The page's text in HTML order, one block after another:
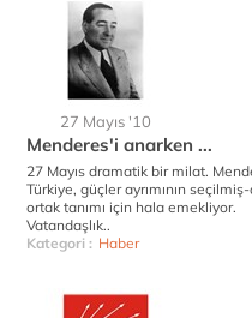
27 Mayıs '10
Menderes'i anarken ...
27 Mayıs dramatik bir milat.
Türkiye, güçler ayrımının
ortak tanımı için hala emekliyor.
Vatandaşlık..
Kategori : Haber